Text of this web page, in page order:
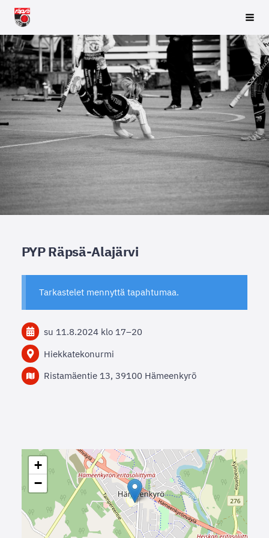
Siirry
sivun
sisältöön
Räpsä ry
PYP Räpsä-Alajärvi
Tarkastelet mennyttä tapahtumaa.
su 11.8.2024 klo 17–20
Hiekkatekonurmi
Ristamäentie 13, 39100 Hämeenkyrö
+
−